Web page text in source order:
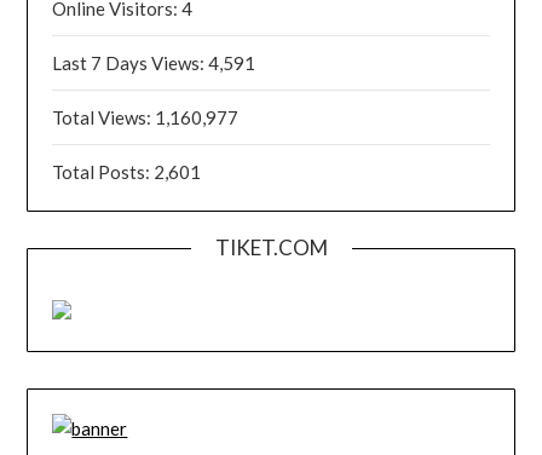
Online Visitors:4
Last 7 Days Views:4,591
Total Views: 1,160,977
Total Posts: 2,601
TIKET.COM